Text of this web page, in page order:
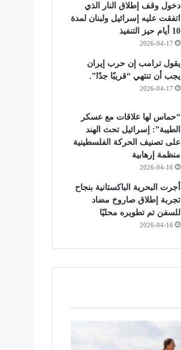
دخول وقف إطلاق النار الذي
اتفقت عليه إسرائيل ولبنان لمدة
10 أيام حيز التنفيذ
2026-04-17
يقول ترامب إن حرب إيران
يجب أن تنتهي “قريبًا جدًا”.
2026-04-17
“حماس لها علاقات مع عسكر
الطيبة”: إسرائيل تحث الهند
على تصنيف الحركة الفلسطينية
منظمة إرهابية
2026-04-16
أجرت البحرية الباكستانية بنجاح
تجربة إطلاق صاروخ مضاد
للسفن تم تطويره محليًا
2026-04-16